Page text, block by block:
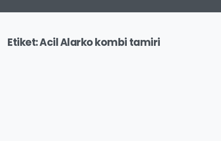
Etiket:Acil Alarko kombi tamiri